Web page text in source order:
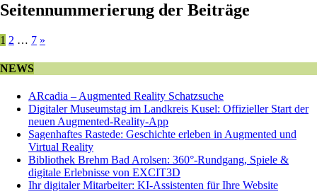
Seitennummerierung der Beiträge
1 2 … 7 »
NEWS
ARcadia – Augmented Reality Schatzsuche
Digitaler Museumstag im Landkreis Kusel: Offizieller Start der
neuen Augmented-Reality-App
Sagenhaftes Rastede: Geschichte erleben in Augmented und
Virtual Reality
Bibliothek Brehm Bad Arolsen: 360°-Rundgang, Spiele &
digitale Erlebnisse von EXCIT3D
Ihr digitaler Mitarbeiter: KI-Assistenten für Ihre Website